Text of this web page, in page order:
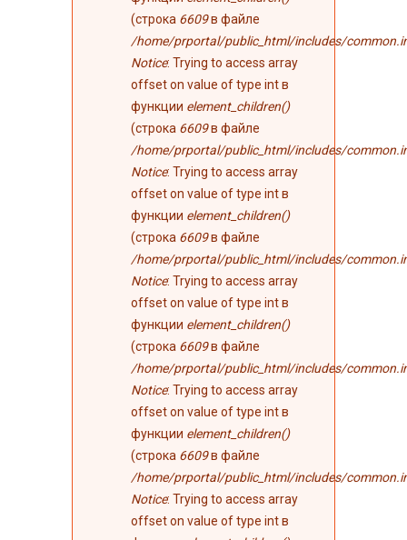
(строка 6609в файле
/home/prportal/public_html/includes/
Notice: Trying to access array
offset on value of type int в
функции element_children()
(строка 6609в файле
/home/prportal/public_html/includes/
Notice: Trying to access array
offset on value of type int в
функции element_children()
(строка 6609в файле
/home/prportal/public_html/includes/
Notice: Trying to access array
offset on value of type int в
функции element_children()
(строка 6609в файле
/home/prportal/public_html/includes/
Notice: Trying to access array
offset on value of type int в
функции element_children()
(строка 6609в файле
/home/prportal/public_html/includes/
Notice: Trying to access array
offset on value of type int в